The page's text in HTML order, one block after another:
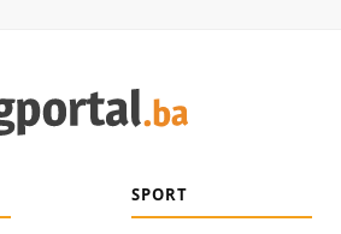
SPORT